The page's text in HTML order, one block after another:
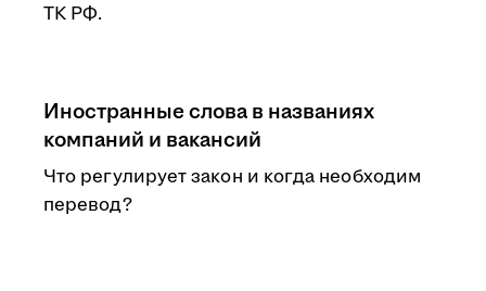
ТК РФ.
Иностранные слова в названиях
компаний и вакансий
Что регулирует закон и когда необходим
перевод?